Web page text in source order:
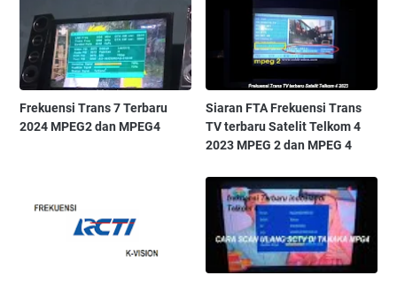
Frekuensi Trans 7 Terbaru
2024 MPEG2 dan MPEG4
Siaran FTA Frekuensi Trans
TV terbaru Satelit Telkom 4
2023 MPEG 2 dan MPEG 4